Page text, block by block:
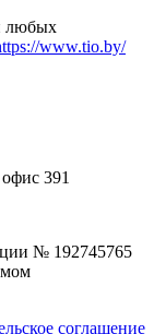
любых
www.tio.by/
391
№ 192745765
соглашение